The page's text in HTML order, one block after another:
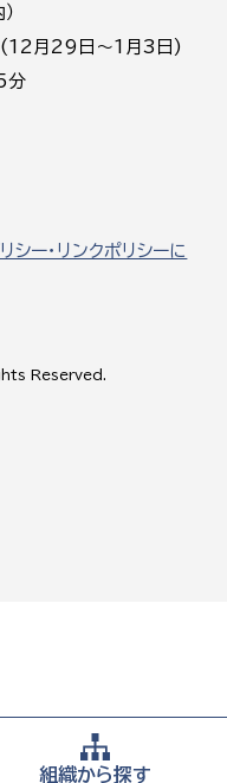
組織から探す
(12月29日～1月3日)
分
シー・リンクポリシーに
Reserved.